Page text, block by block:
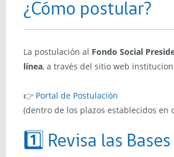
¿Cómo postular?
La postulación al Fondo Social
línea, a través del sitio web
👉 Portal de Postulación
(dentro de los plazos establecidos en
1️⃣ Revisa las